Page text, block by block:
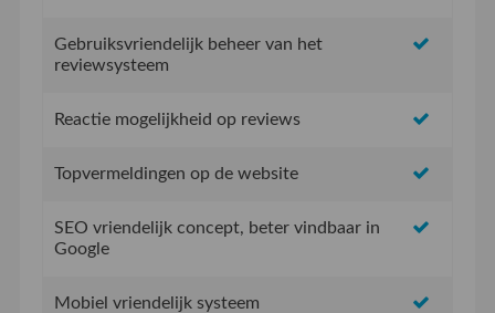
Gebruiksvriendelijk beheer van het
reviewsysteem
Reactie mogelijkheid op reviews
Topvermeldingen op de website
SEO vriendelijk concept, beter vindbaar in
Google
Mobiel vriendelijk systeem